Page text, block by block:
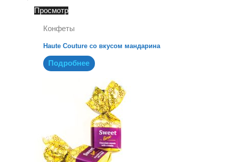
Просмотр
Конфеты
Haute Couture со вкусом мандарина
Подробнее